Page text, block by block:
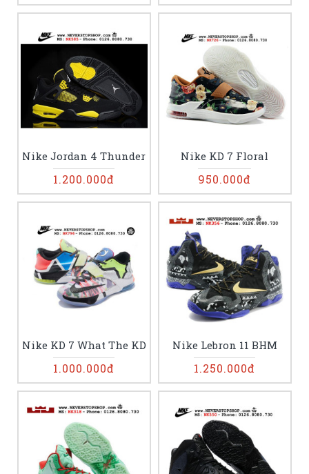
Nike Jordan 4 Thunder
1.200.000đ
Nike KD 7 Floral
950.000đ
Nike KD 7 What The KD
1.000.000đ
Nike Lebron 11 BHM
1.250.000đ